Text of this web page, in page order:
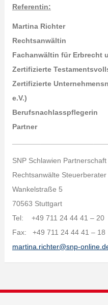
Referentin:
Martina Richter
Rechtsanwältin
Fachanwältin für Erbrecht
Zertifizierte
Zertifizierte
e.V.)
Berufsnachlasspflegerin
Partner
SNP Schlawien
Rechtsanwälte Steuerberater
Wankelstraße 5
70563 Stuttgart
Tel: +49 711 24 44 41 – 20
Fax: +49 711 24 44 41 – 18
martina.richter@snp-